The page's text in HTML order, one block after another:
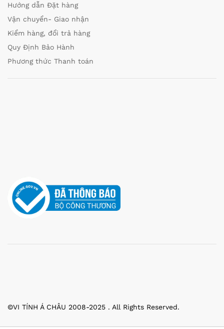
Hướng dẫn Đặt hàng
Vận chuyển- Giao nhận
Kiểm hàng, đổi trả hàng
Quy Định Bảo Hành
Phương thức Thanh toán
©VI TÍNH Á CHÂU 2008-2025 . All Rights Reserved.